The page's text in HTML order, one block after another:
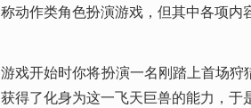
称动作类角色扮演游戏，但其中各项内
游戏开始时你将扮演一名刚踏上首场狩
获得了化身为这一飞天巨兽的能力，于